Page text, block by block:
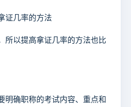
证几率的方法
所以提高拿证几率的方法也比
明确职称的考试内容、重点和